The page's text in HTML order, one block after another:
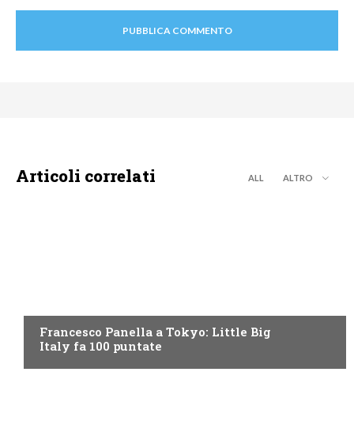
Articoli correlati ALL ALTRO
Francesco Panella a Tokyo: Little Big
Italy fa 100 puntate